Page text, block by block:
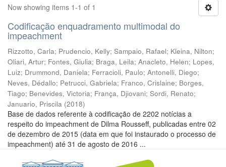
Now showing items 1-1 of 1
Codificação enquadramento multimodal do
impeachment
Rizzotto, Carla; Prudencio, Kelly; Sampaio, Rafael; Kleina, Nilton;
Oliari, Artur; Fontes, Giulia; Braga, Leila; Anacleto, Helen; Lopes,
Luiz; Drummond, Daniela; Ferracioli, Paulo; Antonelli, Diego;
Neves, Dédallo; Petrucci, Gabriela; Franco, Crislaine; Borges,
Tiago; Benevides, Victoria; França, Djiovani; Sordi, Renato;
Januario, Priscila (2018)
Base de dados referente à codificação de 2202 notícias a
respeito do impeachment de Dilma Rousseff, publicadas entre 02
de dezembro de 2015 (data em que foi instaurado o processo de
impeachment) até 31 de agosto de 2016 ...